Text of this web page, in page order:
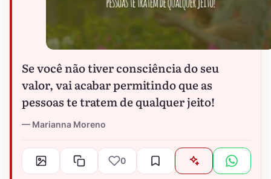
Se você não tiver consciência do seu
valor, vai acabar permitindo que as
pessoas te tratem de qualquer jeito!
Marianna Moreno
0